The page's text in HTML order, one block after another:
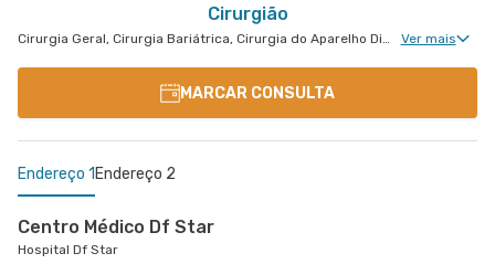
Cirurgião
Cirurgia Geral, Cirurgia Bariátrica, Cirurgia do Aparelho Digestivo, Cirurgia Oncológica do Aparelho Digestivo Ver mais
MARCAR CONSULTA
Endereço 1 Endereço 2
Centro Médico Df Star
Hospital Df Star